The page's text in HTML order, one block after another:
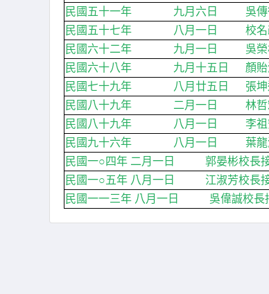
民國五十一年 九月六日 吳傳衍先
民國五十七年 八月一日 校名改
民國六十二年 九月一日 吳榮林先
民國六十八年 九月十五日 顏貽源
民國七十九年 八月廿五日 張坤連
民國八十九年 二月一日 林哲宏先
民國八十九年 八月一日 李祖安先
民國九十六年 八月一日 葉龍源校
民國一○四年 二月一日 郭晏彬校長接
民國一○五年 八月一日 江淑芳校長接
民國一一三年 八月一日 吳偉誠校長